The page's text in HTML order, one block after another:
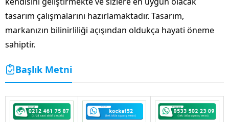
tasarım çalışmalarını hazırlamaktadır. Tasarım,
markanızın bilinirliliği açışından oldukça hayati öneme
sahiptir.
Başlık Metni